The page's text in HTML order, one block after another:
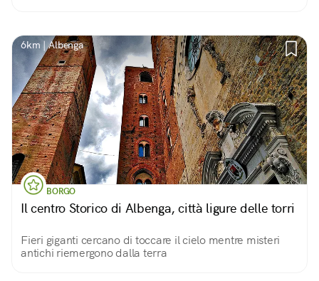
6km | Albenga
BORGO
Il centro Storico di Albenga, città ligure delle torri
Fieri giganti cercano di toccare il cielo mentre misteri
antichi riemergono dalla terra